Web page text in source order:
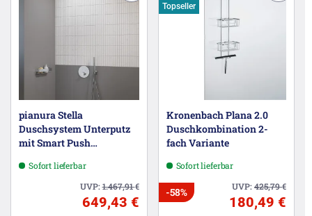
pianura Stella
Duschsystem Unterputz
mit Smart Push
Verbraucher
Sofort lieferbar
UVP:1.467,91€
649,43 €
Topseller
Kronenbach Plana 2.0
Duschkombination 2-
fach Variante
Sofort lieferbar
UVP:425,79€
-58%
180,49 €